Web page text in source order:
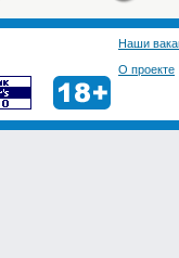
Наши
О проекте